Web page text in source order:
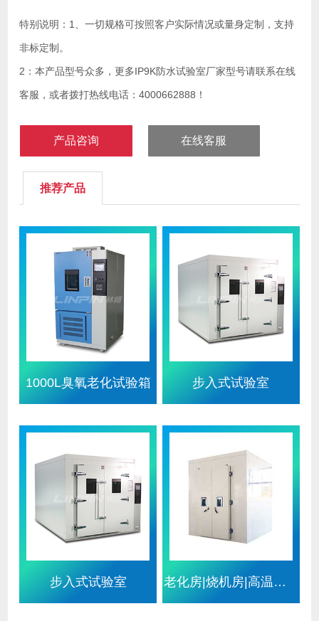
特别说明：1、一切规格可按照客户实际情况或量身定制，支持
非标定制。
2：本产品型号众多，更多IP9K防水试验室厂家型号请联系在线
客服，或者拨打热线电话：4000662888！
产品咨询 在线客服
推荐产品
1000L臭氧老化试验箱 步入式试验室
步入式试验室 老化房|烧机房|高温老化房|恒